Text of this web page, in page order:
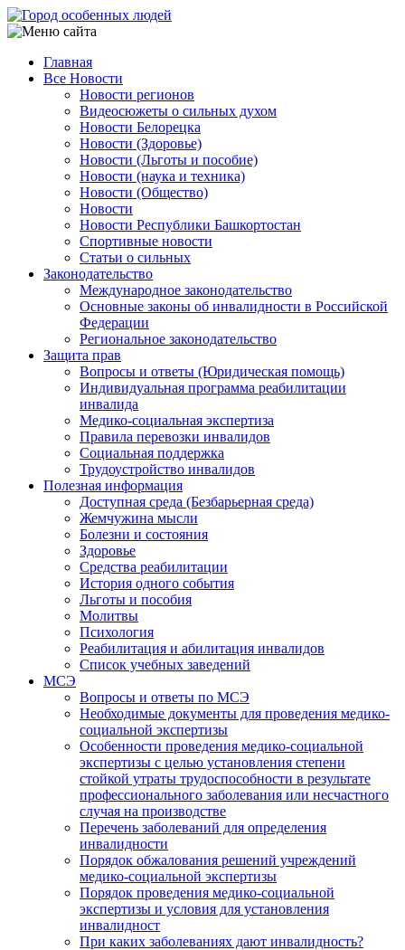
Перейти
к
содержанию
Main
navigation
Главная
Все Новости
Новости регионов
Видеосюжеты о сильных духом
Новости Белорецка
Новости (Здоровье)
Новости (Льготы и пособие)
Новости (наука и техника)
Новости (Общество)
Новости
Новости Республики Башкортостан
Спортивные новости
Статьи о сильных
Законодательство
Международное законодательство
Основные законы об инвалидности в Российской
Федерации
Региональное законодательство
Защита прав
Вопросы и ответы (Юридическая помощь)
Индивидуальная программа реабилитации
инвалида
Медико-социальная экспертиза
Правила перевозки инвалидов
Социальная поддержка
Трудоустройство инвалидов
Полезная информация
Доступная среда (Безбарьерная среда)
Жемчужина мысли
Болезни и состояния
Здоровье
Средства реабилитации
История одного события
Льготы и пособия
Молитвы
Психология
Реабилитация и абилитация инвалидов
Список учебных заведений
МСЭ
Вопросы и ответы по МСЭ
Необходимые документы для проведения медико-
социальной экспертизы
Особенности проведения медико-социальной
экспертизы с целью установления степени
стойкой утраты трудоспособности в результате
профессионального заболевания или несчастного
случая на производстве
Перечень заболеваний для определения
инвалидности
Порядок обжалования решений учреждений
медико-социальной экспертизы
Порядок проведения медико-социальной
экспертизы и условия для установления
инвалидност
При каких заболеваниях дают инвалидность?